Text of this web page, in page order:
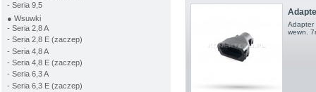
- Seria 9,5
● Wsuwki
- Seria 2,8 A
- Seria 2,8 E (zaczep)
- Seria 4,8 A
- Seria 4,8 E (zaczep)
- Seria 6,3 A
- Seria 6,3 E (zaczep)
Adapter
wewn.